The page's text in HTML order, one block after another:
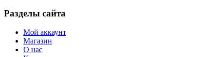
Разделы сайта
Мой аккаунт
Магазин
О нас